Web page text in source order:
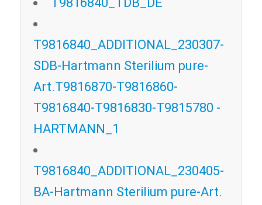
T9816840_ADDITIONAL_230307-
SDB-Hartmann Sterilium pure-
Art.T9816870-T9816860-
T9816840-T9816830-T9815780 -
HARTMANN_1
T9816840_ADDITIONAL_230405-
BA-Hartmann Sterilium pure-Art.